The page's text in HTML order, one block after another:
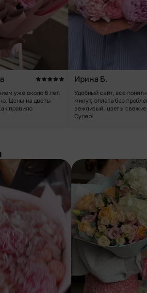
уже около 6 лет.
Цены на цветы
правило
Ирина Б.
Удобный сайт, все
минут, оплата без
вежливый, цветы
Супер!